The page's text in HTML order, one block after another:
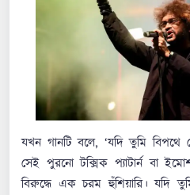
যখন গানটি বলে, ‘যদি তুমি
সেই পুরনো টক্সিক প্যাটার্ন বা
বিরুদ্ধে এক চরম হুঁশিয়ারি। যদি